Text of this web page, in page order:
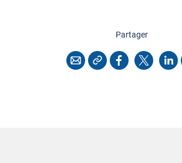
Partagercette page
CourrielCopier l'adresse
Facebook
X